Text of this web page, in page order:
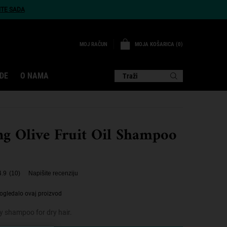
SADA
MOJ RAČUN MOJA KOŠARICA 0
0 PROIZVOD
O NAMA Traži
Olive Fruit Oil Shampoo
(10) Napišite recenziju
ovaj proizvod
shampoo for dry hair.